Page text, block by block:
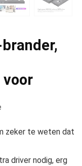
zeker te weten dat
driver nodig, erg